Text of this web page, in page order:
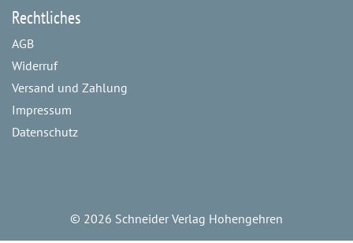
Rechtliches
AGB
Widerruf
Versand und Zahlung
Impressum
Datenschutz
© 2026 Schneider Verlag Hohengehren